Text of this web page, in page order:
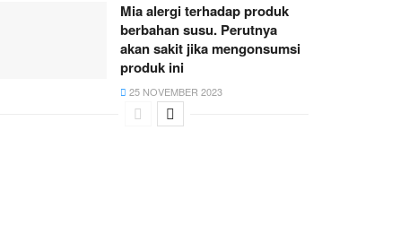
Mia alergi terhadap produk
berbahan susu. Perutnya
akan sakit jika mengonsumsi
produk ini
25 NOVEMBER 2023